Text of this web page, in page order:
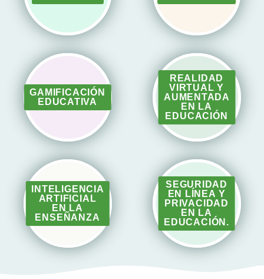
GAMIFICACIÓN
EDUCATIVA
REALIDAD
VIRTUAL Y
AUMENTADA
EN LA
EDUCACIÓN
INTELIGENCIA
ARTIFICIAL
EN LA
ENSEÑANZA
SEGURIDAD
EN LÍNEA Y
PRIVACIDAD
EN LA
EDUCACIÓN.